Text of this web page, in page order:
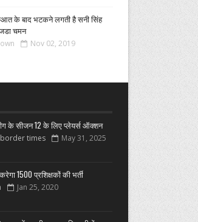
के बाद भटकने लगती है सनी सिंह
चमन
Nov 02, 2019
के सीजन 12 के लिए प्लेयर्स ऑक्शन
times May 31, 2025
1500 प्रशिक्षकों की भर्ती
Jan 25, 2020